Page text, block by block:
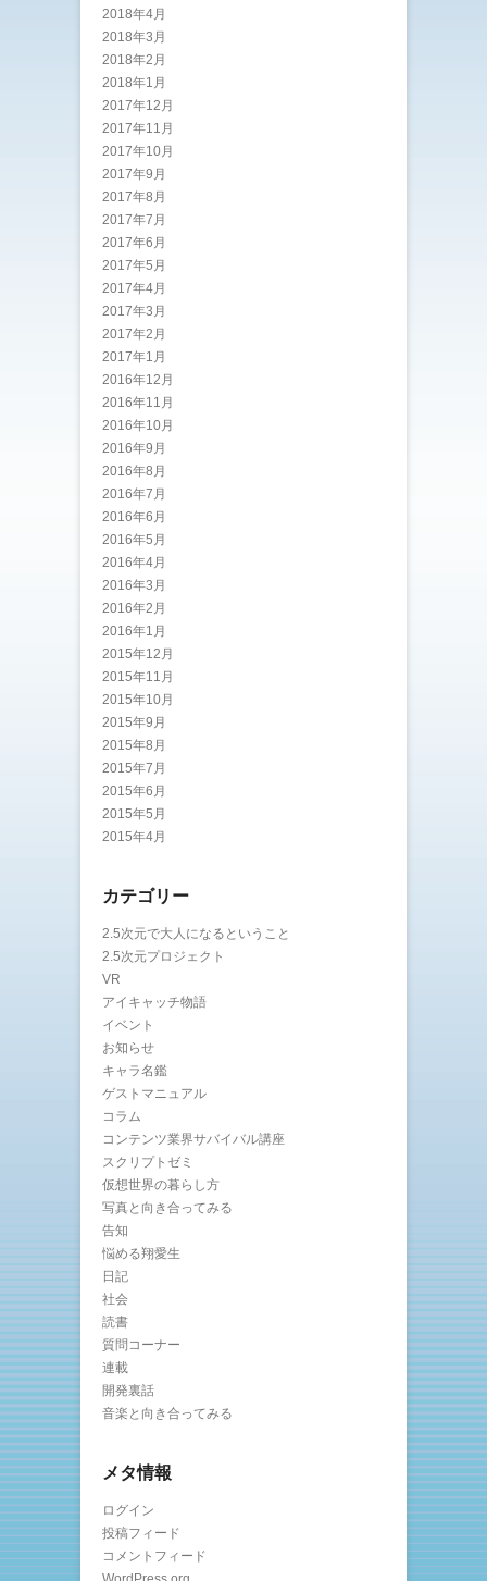
2018年4月
2018年3月
2018年2月
2018年1月
2017年12月
2017年11月
2017年10月
2017年9月
2017年8月
2017年7月
2017年6月
2017年5月
2017年4月
2017年3月
2017年2月
2017年1月
2016年12月
2016年11月
2016年10月
2016年9月
2016年8月
2016年7月
2016年6月
2016年5月
2016年4月
2016年3月
2016年2月
2016年1月
2015年12月
2015年11月
2015年10月
2015年9月
2015年8月
2015年7月
2015年6月
2015年5月
2015年4月
カテゴリー
2.5次元で大人になるということ
2.5次元プロジェクト
VR
アイキャッチ物語
イベント
お知らせ
キャラ名鑑
ゲストマニュアル
コラム
コンテンツ業界サバイバル講座
スクリプトゼミ
仮想世界の暮らし方
写真と向き合ってみる
告知
悩める翔愛生
日記
社会
読書
質問コーナー
連載
開発裏話
音楽と向き合ってみる
メタ情報
ログイン
投稿フィード
コメントフィード